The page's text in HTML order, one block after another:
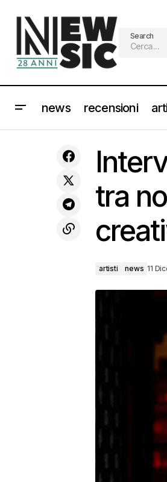
Search
news recensioni
finalisti. Pagelle e commenti
tra
artisti news 11